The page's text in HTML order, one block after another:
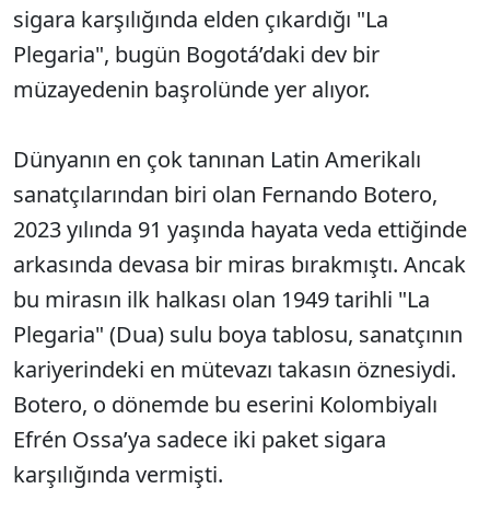
sigara karşılığında elden çıkardığı "La
Plegaria", bugün Bogotá’daki dev bir
müzayedenin başrolünde yer alıyor.
Dünyanın en çok tanınan Latin Amerikalı
sanatçılarından biri olan Fernando Botero,
2023 yılında 91 yaşında hayata veda ettiğinde
arkasında devasa bir miras bırakmıştı. Ancak
bu mirasın ilk halkası olan 1949 tarihli "La
Plegaria" (Dua) sulu boya tablosu, sanatçının
kariyerindeki en mütevazı takasın öznesiydi.
Botero, o dönemde bu eserini Kolombiyalı
Efrén Ossa’ya sadece iki paket sigara
karşılığında vermişti.